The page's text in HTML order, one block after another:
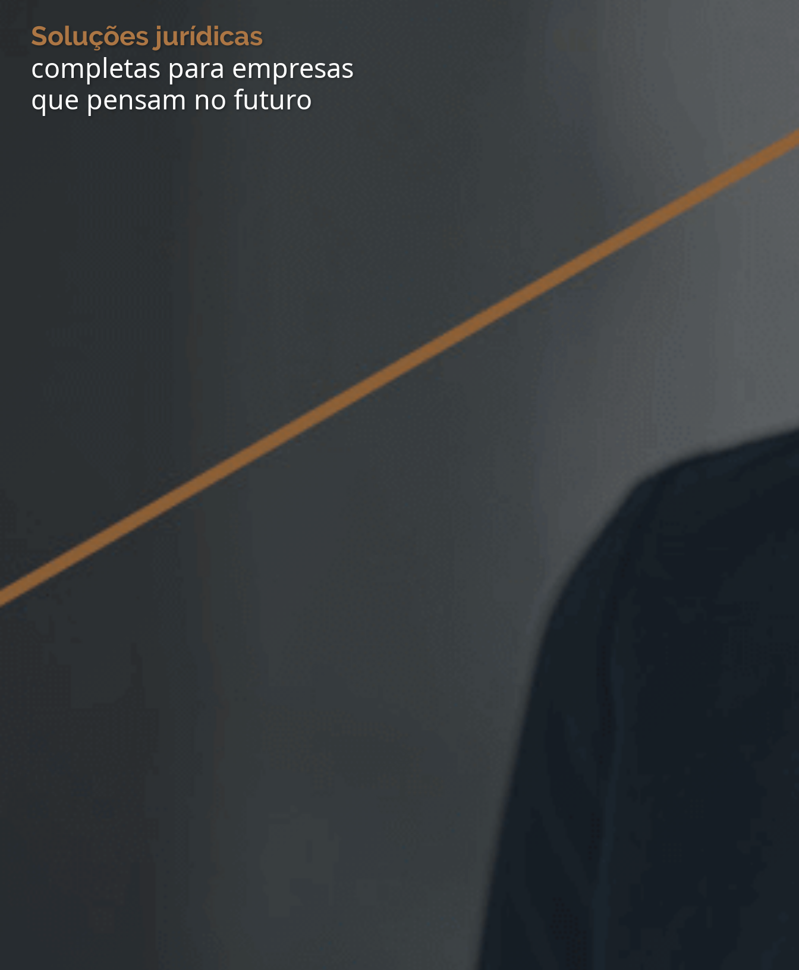
Soluções jurídicas
completas para empresas
que pensam no futuro